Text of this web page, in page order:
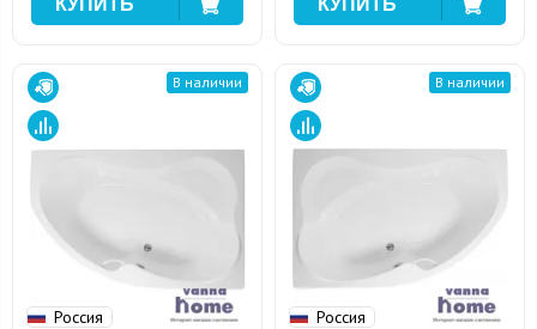
Россия
В наличии
Россия
В наличии